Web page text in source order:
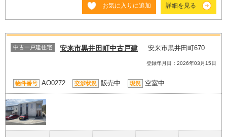
お気に入りに追加 詳細を見る
中古一戸建住宅 安来市黒井田町中古戸建 安来市黒井田町670
登録年月日：2026年03月15日
物件番号 AO0272 交渉状況 販売中 現況 空室中